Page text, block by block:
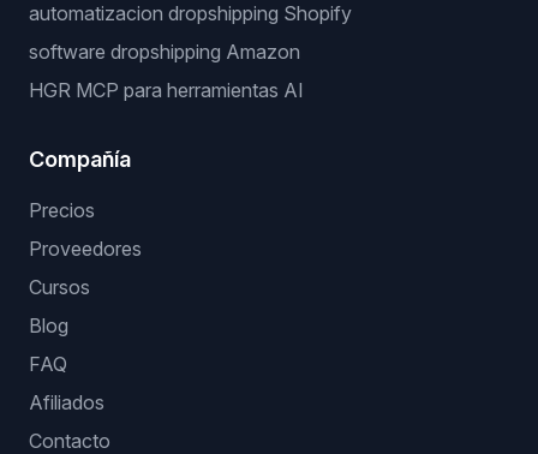
automatizacion dropshipping Shopify
software dropshipping Amazon
HGR MCP para herramientas AI
Compañía
Precios
Proveedores
Cursos
Blog
FAQ
Afiliados
Contacto